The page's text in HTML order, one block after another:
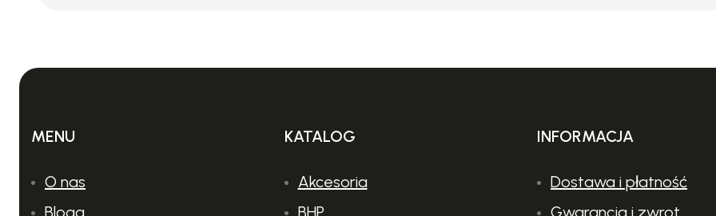
Doprowadzenie wody:
MENU
O nas
KATALOG
Akcesoria
INFORMACJA
Dostawa i płatność